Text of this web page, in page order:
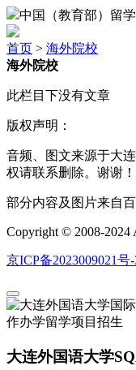
中国（教育部）留
首页 > 海外院校
海外院校
此栏目下没有文章
版权声明：
音频、图文来源于大
权请联系删除。谢谢！
部分内容及图片来自
Copyright © 2008-2024
京ICP备2023009021号
大连外国语大学